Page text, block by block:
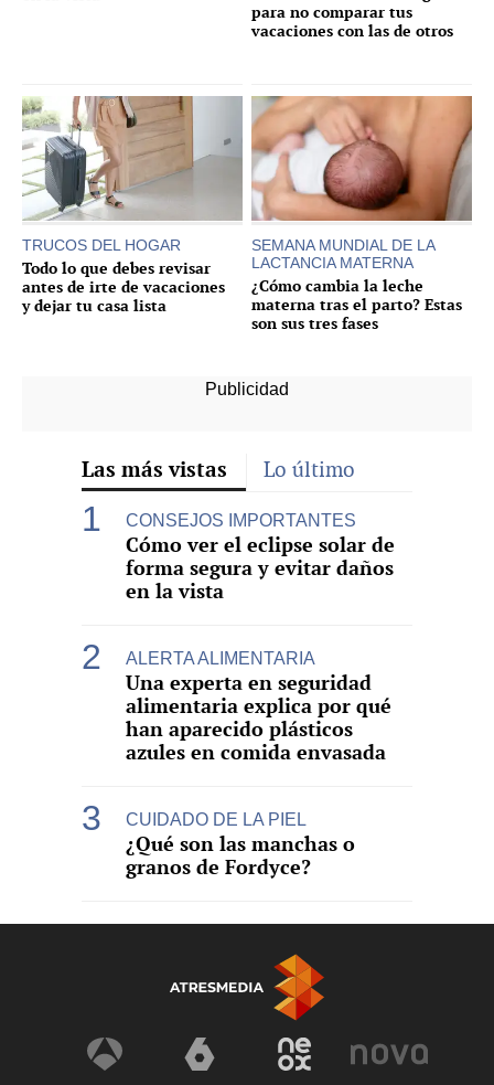
para no comparar tus
vacaciones con las de otros
TRUCOS DEL HOGAR
Todo lo que debes revisar
antes de irte de vacaciones
y dejar tu casa lista
SEMANA MUNDIAL DE LA
LACTANCIA MATERNA
¿Cómo cambia la leche
materna tras el parto? Estas
son sus tres fases
Las más vistas Lo último
CONSEJOS IMPORTANTES
Cómo ver el eclipse solar de
forma segura y evitar daños
en la vista
ALERTA ALIMENTARIA
Una experta en seguridad
alimentaria explica por qué
han aparecido plásticos
azules en comida envasada
CUIDADO DE LA PIEL
¿Qué son las manchas o
granos de Fordyce?